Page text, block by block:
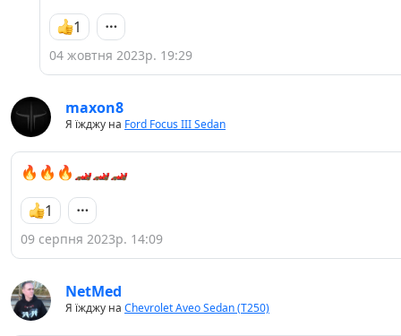
1
04 жовтня 2023р. 19:29
maxon8
Я їжджу на Ford Focus III Sedan
🔥🔥🔥🏎🏎🏎
1
09 серпня 2023р. 14:09
NetMed
Я їжджу на Chevrolet Aveo Sedan (T250)